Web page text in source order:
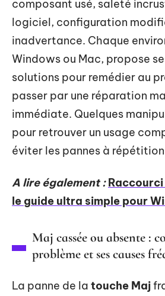
composant usé, saleté
logiciel, configuration
inadvertance. Chaque
Windows ou Mac, propose
solutions pour remédier au
passer par une réparation
immédiate. Quelques
pour retrouver un usage
éviter les pannes à
A lire également :
le guide ultra simple pour
Maj cassée ou absente :
problème et ses causes
La panne de la touche Maj